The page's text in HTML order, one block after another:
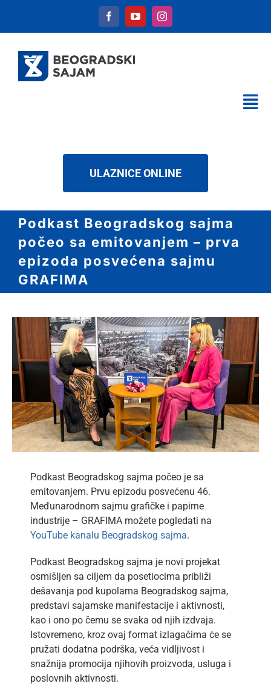
content
USLUGE
DOWNLOAD
KONTAKT
lat
ULAZNICE ONLINE
Podkast Beogradskog sajma
počeo sa emitovanjem – prva
epizoda posvećena sajmu
GRAFIMA
View
Larger
Image
Podkast Beogradskog sajma počeo je sa
emitovanjem. Prvu epizodu posvećenu 46.
Međunarodnom sajmu grafičke i papirne
industrije – GRAFIMA možete pogledati na
YouTube kanalu Beogradskog sajma.
Podkast Beogradskog sajma je novi projekat
osmišljen sa ciljem da posetiocima približi
dešavanja pod kupolama Beogradskog sajma,
predstavi sajamske manifestacije i aktivnosti,
kao i ono po čemu se svaka od njih izdvaja.
Istovremeno, kroz ovaj format izlagačima će se
pružati dodatna podrška, veća vidljivost i
snažnija promocija njihovih proizvoda, usluga i
poslovnih aktivnosti.